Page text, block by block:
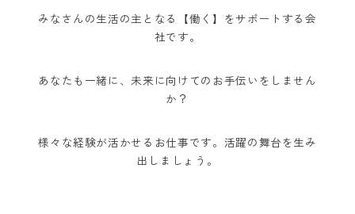
みなさんの生活の主となる【働く】をサポートする会
社です。
あなたも一緒に、未来に向けてのお手伝いをしません
か？
様々な経験が活かせるお仕事です。活躍の舞台を生み
出しましょう。